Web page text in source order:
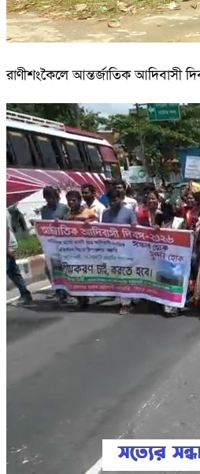
রাণীশংকৈলে আন্তর্জাতিক আদিবাসী